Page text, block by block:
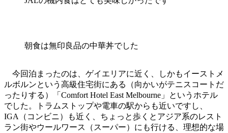
朝食は無印良品の中華丼でした
今回泊まったのは、ゲイエリアに近く、しかもイーストメ
ルボルンという高級住宅街にある（向かいがテニスコートだ
ったりする）「Comfort Hotel East Melbourne」というホテル
でした。トラムストップや電車の駅からも近いですし、
IGA（コンビニ）も近く、ちょっと歩くとアジア系のレスト
ラン街やウールワース（スーパー）にも行ける、理想的な場